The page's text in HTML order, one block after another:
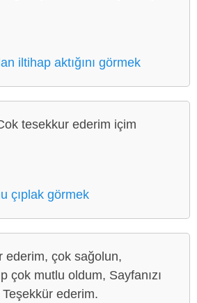
iltihap aktığını görmek
tesekkur ederim içim
çıplak görmek
ederim, çok sağolun,
çok mutlu oldum, Sayfanızı
ederim.